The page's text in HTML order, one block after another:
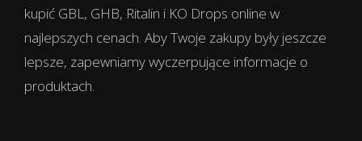
kupić GBL, GHB, Ritalin i KO Drops online w
najlepszych cenach. Aby Twoje zakupy były jeszcze
lepsze, zapewniamy wyczerpujące informacje o
produktach.